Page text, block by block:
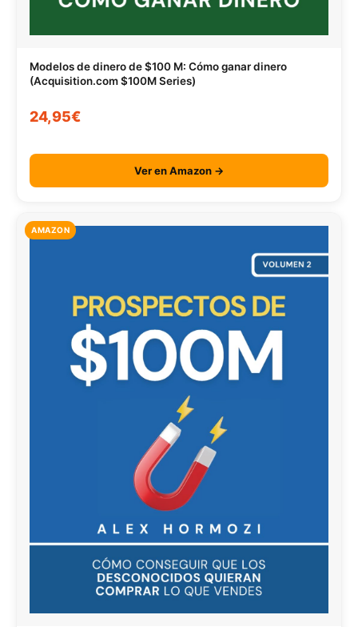
Modelos de dinero de $100 M: Cómo ganar dinero
(Acquisition.com $100M Series)
24,95€
Ver en Amazon →
AMAZON